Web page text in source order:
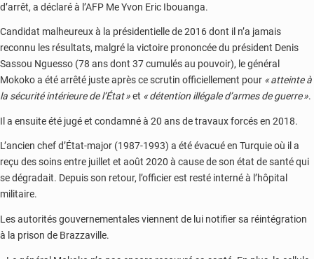
d’arrêt, a déclaré à l’AFP Me Yvon Eric Ibouanga.
Candidat malheureux à la présidentielle de 2016 dont il n’a jamais
reconnu les résultats, malgré la victoire prononcée du président Denis
Sassou Nguesso (78 ans dont 37 cumulés au pouvoir), le général
Mokoko a été arrêté juste après ce scrutin officiellement pour « atteinte à
la sécurité intérieure de l’État »et « détention illégale d’armes de guerre ».
Il a ensuite été jugé et condamné à 20 ans de travaux forcés en 2018.
L’ancien chef d’État-major (1987-1993) a été évacué en Turquie où il a
reçu des soins entre juillet et août 2020 à cause de son état de santé qui
se dégradait. Depuis son retour, l’officier est resté interné à l’hôpital
militaire.
Les autorités gouvernementales viennent de lui notifier sa réintégration
à la prison de Brazzaville.